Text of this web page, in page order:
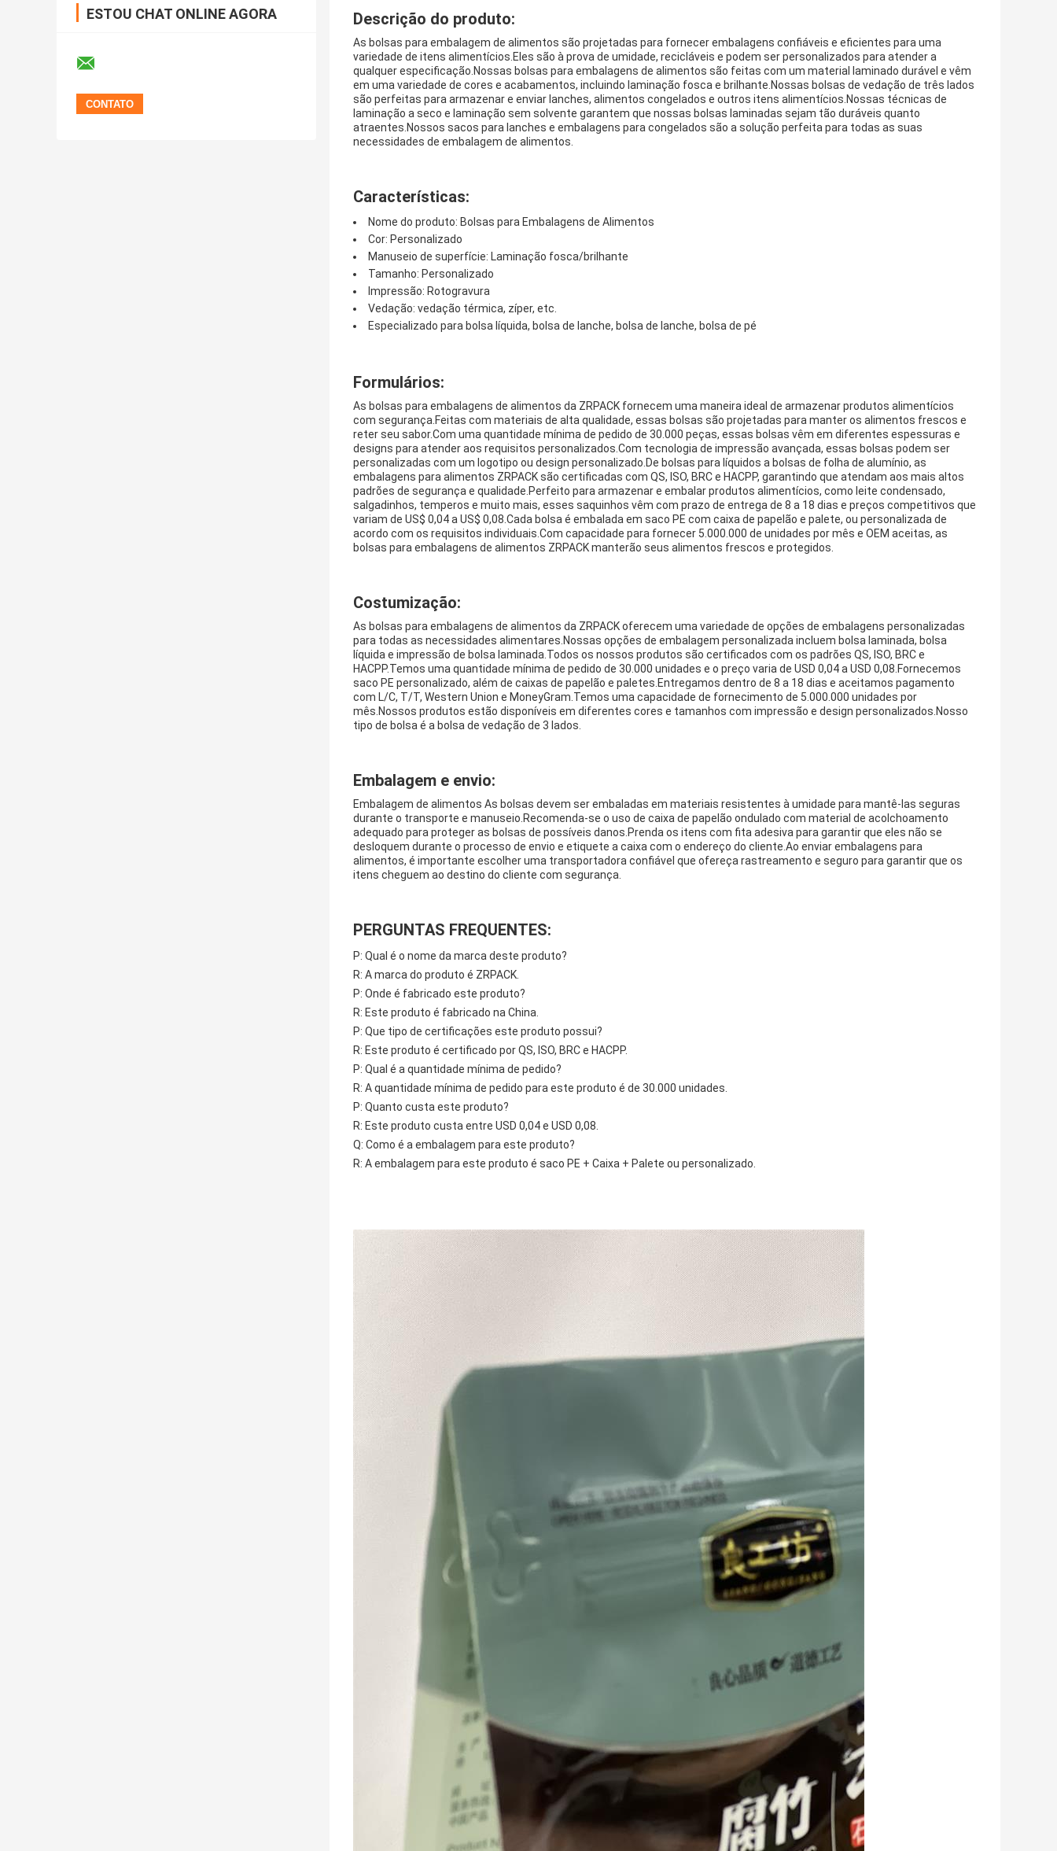
ESTOU CHAT ONLINE AGORA Descrição do produto:
As bolsas para embalagem de alimentos são projetadas para fornecer embalagens confiáveis ​​e eficientes para uma
variedade de itens alimentícios.Eles são à prova de umidade, recicláveis ​​e podem ser personalizados para atender a
qualquer especificação.Nossas bolsas para embalagens de alimentos são feitas com um material laminado durável e vêm
em uma variedade de cores e acabamentos, incluindo laminação fosca e brilhante.Nossas bolsas de vedação de três lados
são perfeitas para armazenar e enviar lanches, alimentos congelados e outros itens alimentícios.Nossas técnicas de
laminação a seco e laminação sem solvente garantem que nossas bolsas laminadas sejam tão duráveis ​​quanto
atraentes.Nossos sacos para lanches e embalagens para congelados são a solução perfeita para todas as suas
necessidades de embalagem de alimentos.
Características:
Nome do produto: Bolsas para Embalagens de Alimentos
Cor: Personalizado
Manuseio de superfície: Laminação fosca/brilhante
Tamanho: Personalizado
Impressão: Rotogravura
Vedação: vedação térmica, zíper, etc.
Especializado para bolsa líquida, bolsa de lanche, bolsa de lanche, bolsa de pé
Formulários:
As bolsas para embalagens de alimentos da ZRPACK fornecem uma maneira ideal de armazenar produtos alimentícios
com segurança.Feitas com materiais de alta qualidade, essas bolsas são projetadas para manter os alimentos frescos e
reter seu sabor.Com uma quantidade mínima de pedido de 30.000 peças, essas bolsas vêm em diferentes espessuras e
designs para atender aos requisitos personalizados.Com tecnologia de impressão avançada, essas bolsas podem ser
personalizadas com um logotipo ou design personalizado.De bolsas para líquidos a bolsas de folha de alumínio, as
embalagens para alimentos ZRPACK são certificadas com QS, ISO, BRC e HACPP, garantindo que atendam aos mais altos
padrões de segurança e qualidade.Perfeito para armazenar e embalar produtos alimentícios, como leite condensado,
salgadinhos, temperos e muito mais, esses saquinhos vêm com prazo de entrega de 8 a 18 dias e preços competitivos que
variam de US$ 0,04 a US$ 0,08.Cada bolsa é embalada em saco PE com caixa de papelão e palete, ou personalizada de
acordo com os requisitos individuais.Com capacidade para fornecer 5.000.000 de unidades por mês e OEM aceitas, as
bolsas para embalagens de alimentos ZRPACK manterão seus alimentos frescos e protegidos.
Costumização:
As bolsas para embalagens de alimentos da ZRPACK oferecem uma variedade de opções de embalagens personalizadas
para todas as necessidades alimentares.Nossas opções de embalagem personalizada incluem bolsa laminada, bolsa
líquida e impressão de bolsa laminada.Todos os nossos produtos são certificados com os padrões QS, ISO, BRC e
HACPP.Temos uma quantidade mínima de pedido de 30.000 unidades e o preço varia de USD 0,04 a USD 0,08.Fornecemos
saco PE personalizado, além de caixas de papelão e paletes.Entregamos dentro de 8 a 18 dias e aceitamos pagamento
com L/C, T/T, Western Union e MoneyGram.Temos uma capacidade de fornecimento de 5.000.000 unidades por
mês.Nossos produtos estão disponíveis em diferentes cores e tamanhos com impressão e design personalizados.Nosso
tipo de bolsa é a bolsa de vedação de 3 lados.
Embalagem e envio:
Embalagem de alimentos As bolsas devem ser embaladas em materiais resistentes à umidade para mantê-las seguras
durante o transporte e manuseio.Recomenda-se o uso de caixa de papelão ondulado com material de acolchoamento
adequado para proteger as bolsas de possíveis danos.Prenda os itens com fita adesiva para garantir que eles não se
desloquem durante o processo de envio e etiquete a caixa com o endereço do cliente.Ao enviar embalagens para
alimentos, é importante escolher uma transportadora confiável que ofereça rastreamento e seguro para garantir que os
itens cheguem ao destino do cliente com segurança.
PERGUNTAS FREQUENTES:
P: Qual é o nome da marca deste produto?
R: A marca do produto é ZRPACK.
P: Onde é fabricado este produto?
R: Este produto é fabricado na China.
P: Que tipo de certificações este produto possui?
R: Este produto é certificado por QS, ISO, BRC e HACPP.
P: Qual é a quantidade mínima de pedido?
R: A quantidade mínima de pedido para este produto é de 30.000 unidades.
P: Quanto custa este produto?
R: Este produto custa entre USD 0,04 e USD 0,08.
Q: Como é a embalagem para este produto?
R: A embalagem para este produto é saco PE + Caixa + Palete ou personalizado.